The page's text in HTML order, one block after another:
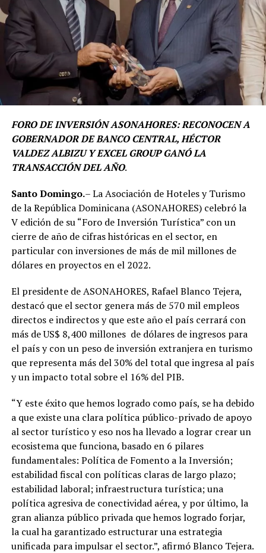
FORO DE INVERSIÓN ASONAHORES: RECONOCEN A
GOBERNADOR DE BANCO CENTRAL, HÉCTOR
VALDEZ ALBIZU Y EXCEL GROUP GANÓ LA
TRANSACCIÓN DEL AÑO.
Santo Domingo.– La Asociación de Hoteles y Turismo
de la República Dominicana (ASONAHORES) celebró la
V edición de su “Foro de Inversión Turística” con un
cierre de año de cifras históricas en el sector, en
particular con inversiones de más de mil millones de
dólares en proyectos en el 2022.
El presidente de ASONAHORES, Rafael Blanco Tejera,
destacó que el sector genera más de 570 mil empleos
directos e indirectos y que este año el país cerrará con
más de US$ 8,400 millones de dólares de ingresos para
el país y con un peso de inversión extranjera en turismo
que representa más del 30% del total que ingresa al país
y un impacto total sobre el 16% del PIB.
“Y este éxito que hemos logrado como país, se ha debido
a que existe una clara política público-privado de apoyo
al sector turístico y eso nos ha llevado a lograr crear un
ecosistema que funciona, basado en 6 pilares
fundamentales: Política de Fomento a la Inversión;
estabilidad fiscal con políticas claras de largo plazo;
estabilidad laboral; infraestructura turística; una
política agresiva de conectividad aérea, y por último, la
gran alianza público privada que hemos logrado forjar,
la cual ha garantizado estructurar una estrategia
unificada para impulsar el sector.”, afirmó Blanco Tejera.